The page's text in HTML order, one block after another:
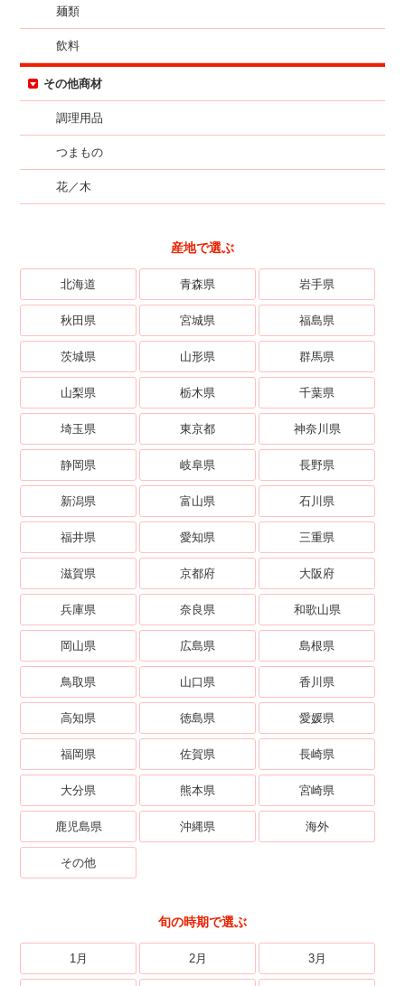
麺類
飲料
その他商材
調理用品
つまもの
花／木
産地で選ぶ
北海道 青森県 岩手県
秋田県 宮城県 福島県
茨城県 山形県 群馬県
山梨県 栃木県 千葉県
埼玉県 東京都 神奈川県
静岡県 岐阜県 長野県
新潟県 富山県 石川県
福井県 愛知県 三重県
滋賀県 京都府 大阪府
兵庫県 奈良県 和歌山県
岡山県 広島県 島根県
鳥取県 山口県 香川県
高知県 徳島県 愛媛県
福岡県 佐賀県 長崎県
大分県 熊本県 宮崎県
鹿児島県 沖縄県 海外
その他
旬の時期で選ぶ
1月 2月 3月